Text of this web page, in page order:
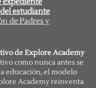
estudiante
de Padres y
de Explore Academy
como nunca antes se
educación, el modelo
Academy reinventa